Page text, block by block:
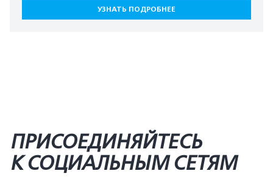
УЗНАТЬ ПОДРОБНЕЕ
ПРИСОЕДИНЯЙТЕСЬ
К СОЦИАЛЬНЫМ СЕТЯМ